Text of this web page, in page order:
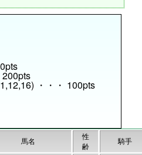
・・・ 100pts
馬名
性
齢
騎手